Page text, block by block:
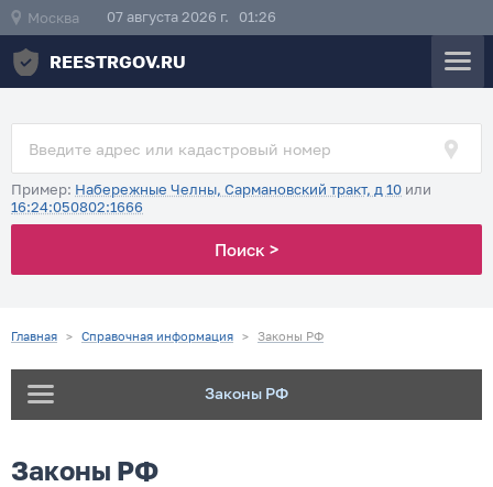
Москва 07 августа 2026 г. 01:26
REESTRGOV.RU
Поиск >
Пример: Набережные Челны, Сармановский тракт, д 10 или
16:24:050802:1666
Главная > Справочная информация > Законы РФ
Законы РФ
Законы РФ